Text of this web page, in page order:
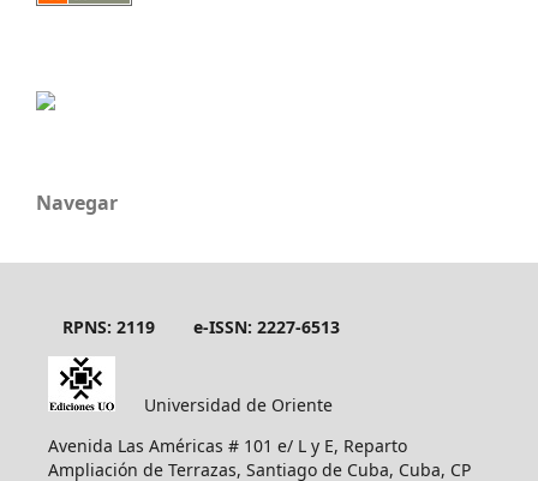
Navegar
RPNS: 2119 e-ISSN: 2227-6513
Universidad de Oriente
Avenida Las Américas # 101 e/ L y E, Reparto
Ampliación de Terrazas, Santiago de Cuba, Cuba, CP